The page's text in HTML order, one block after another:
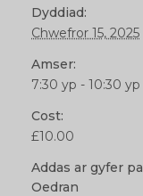
Dyddiad:
Chwefror 15, 2025
Amser:
7:30 yp - 10:30 yp
Cost:
£10.00
Addas ar gyfer pa
Oedran